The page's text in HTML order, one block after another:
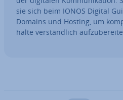
sie sich beim IONOS Digital
Domains und Hosting, um
hal­te ver­ständ­lich